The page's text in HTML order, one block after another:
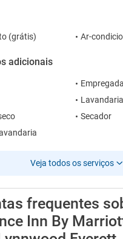
(grátis) Ar-
adicionais
Secador
Veja todos os serviços
frequentes
Inn By